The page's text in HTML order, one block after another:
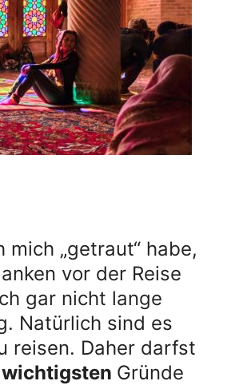
„getraut“ habe,
vor der Reise
gar nicht lange
Natürlich sind es
reisen. Daher darfst
wichtigsten Gründe